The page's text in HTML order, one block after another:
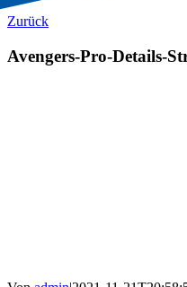
Zurück
Avengers-Pro-Details-